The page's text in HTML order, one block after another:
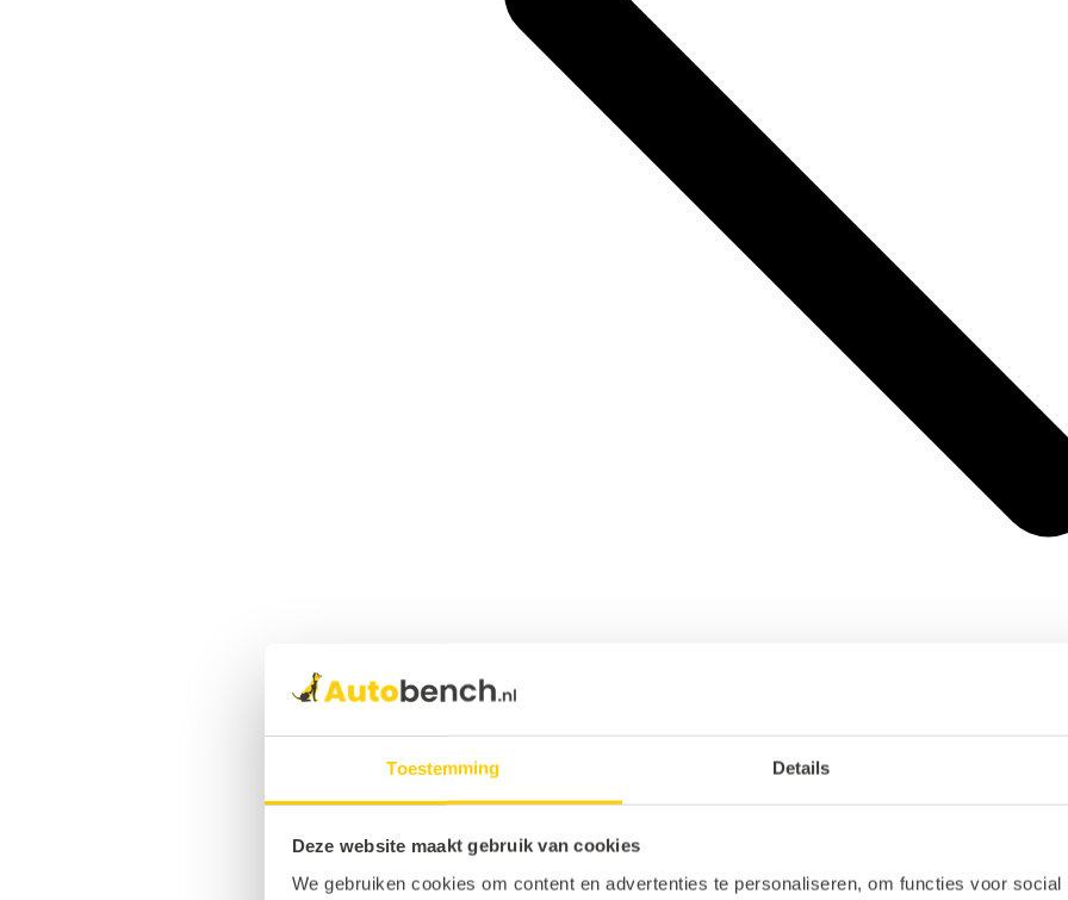
Toestemming Details
Deze website maakt gebruik van cookies
We gebruiken cookies om content en advertenties te personaliseren, om functies voor